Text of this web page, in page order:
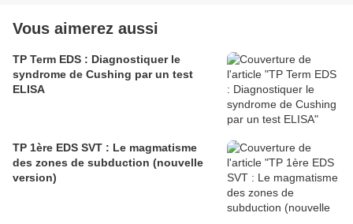
Vous aimerez aussi
TP Term EDS : Diagnostiquer le
syndrome de Cushing par un test
ELISA
TP 1ère EDS SVT : Le magmatisme
des zones de subduction (nouvelle
version)